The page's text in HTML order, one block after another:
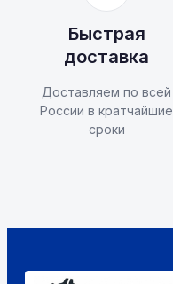
Быстрая
доставка
Доставляем по всей
России в кратчайшие
сроки